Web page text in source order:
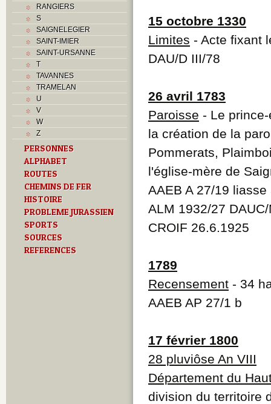
RANGIERS
S
SAIGNELEGIER
SAINT-IMIER
SAINT-URSANNE
T
TAVANNES
TRAMELAN
U
V
W
Z
PERSONNES
ALPHABET
ROUTES
CHEMINS DE FER
HISTOIRE
PROBLEME JURASSIEN
SPORTS
SOURCES
REFERENCES
15 octobre 1330
Limites - Acte fixant
DAU/D III/78
26 avril 1783
Paroisse - Le
la création de la
Pommerats,
l'église-mère de
AAEB A 27/19
ALM 1932/27
CROIF 26.6.1925
1789
Recensement - 34
AAEB AP 27/1 b
17 février 1800
28 pluviôse An VIII
Département du
division du territoire